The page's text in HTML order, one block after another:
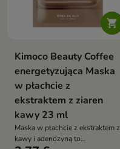

Kimoco Beauty Coffee
energetyzująca Maska
w płachcie z
ekstraktem z ziaren
kawy 23 ml
Maska w płachcie z ekstraktem z
kawy i adenozyną to